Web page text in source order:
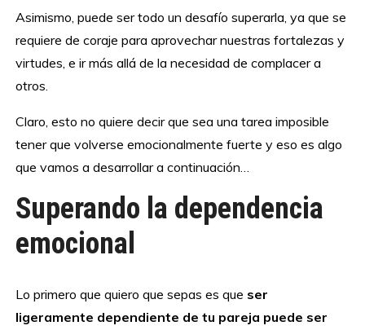
Asimismo, puede ser todo un desafío superarla, ya que se
requiere de coraje para aprovechar nuestras fortalezas y
virtudes, e ir más allá de la necesidad de complacer a
otros.
Claro, esto no quiere decir que sea una tarea imposible
tener que volverse emocionalmente fuerte y eso es algo
que vamos a desarrollar a continuación…
Superando la dependencia
emocional
Lo primero que quiero que sepas es que ser
ligeramente dependiente de tu pareja puede ser